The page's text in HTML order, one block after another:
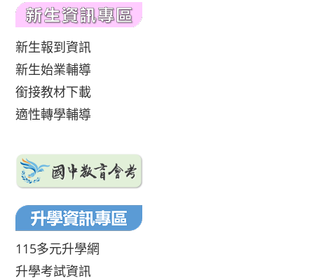
新生報到資訊
新生始業輔導
銜接教材下載
適性轉學輔導
115多元升學網
升學考試資訊